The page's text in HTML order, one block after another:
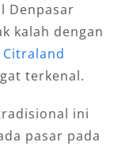
Denpasar
kalah dengan
Citraland
terkenal.
ini
pasar pada